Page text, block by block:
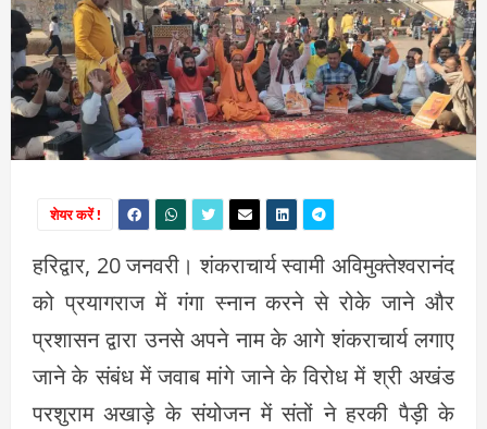
शेयर करें !
हरिद्वार, 20 जनवरी। शंकराचार्य स्वामी अविमुक्तेश्वरानंद
को प्रयागराज में गंगा स्नान करने से रोके जाने और
प्रशासन द्वारा उनसे अपने नाम के आगे शंकराचार्य लगाए
जाने के संबंध में जवाब मांगे जाने के विरोध में श्री अखंड
परशुराम अखाड़े के संयोजन में संतों ने हरकी पैड़ी के